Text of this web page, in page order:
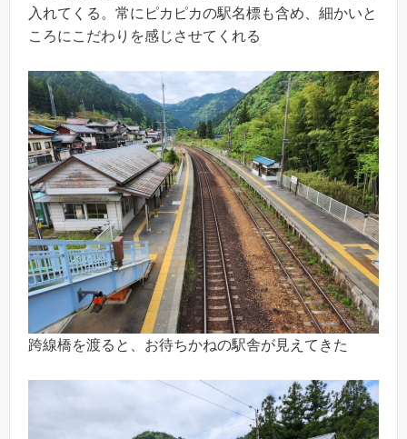
入れてくる。常にピカピカの駅名標も含め、細かいと
ころにこだわりを感じさせてくれる
跨線橋を渡ると、お待ちかねの駅舎が見えてきた